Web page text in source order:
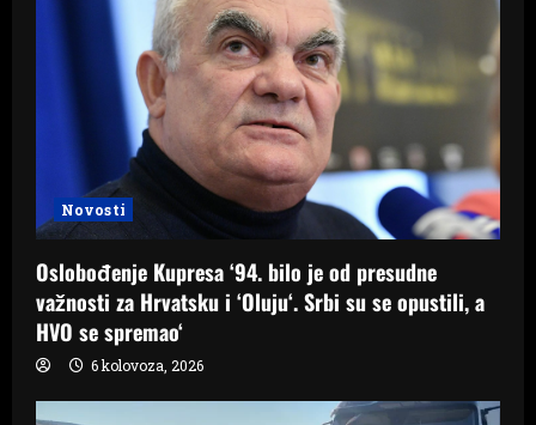
Novosti
Oslobođenje Kupresa ‘94. bilo je od presudne
važnosti za Hrvatsku i ‘Oluju‘. Srbi su se opustili, a
HVO se spremao‘
6 kolovoza, 2026